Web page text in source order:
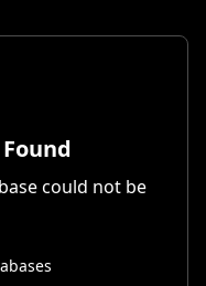
could not be